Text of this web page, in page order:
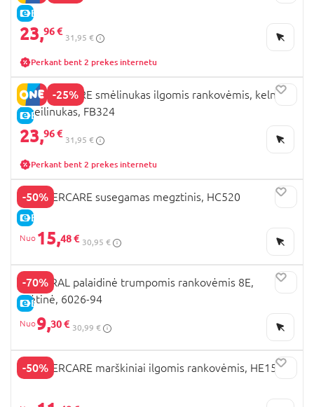
E-KAINA
23,96 €
31,95 €
Perkant bent 2 prekes internetu
-25%
E-KAINA
MOTHERCARE smėlinukas ilgomis rankovėmis, kelnės
ir seilinukas, FB324
23,96 €
31,95 €
Perkant bent 2 prekes internetu
-50%
E-KAINA
MOTHERCARE susegamas megztinis, HC520
15,48 € 30,95 €
-70%
E-KAINA
MAYORAL palaidinė trumpomis rankovėmis 8E,
mėtinė, 6026-94
9,30 € 30,99 €
-50%
MOTHERCARE marškiniai ilgomis rankovėmis, HE154